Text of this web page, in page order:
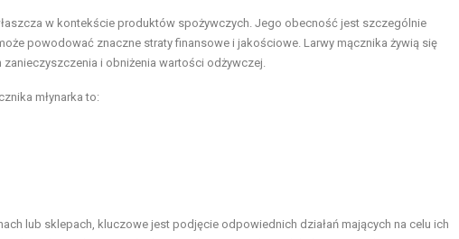
w kontekście produktów spożywczych. Jego obecność jest szczególnie
powodować znaczne straty finansowe i jakościowe. Larwy mącznika żywią się
i obniżenia wartości odżywczej.
młynarka to:
lub sklepach, kluczowe jest podjęcie odpowiednich działań mających na celu ich